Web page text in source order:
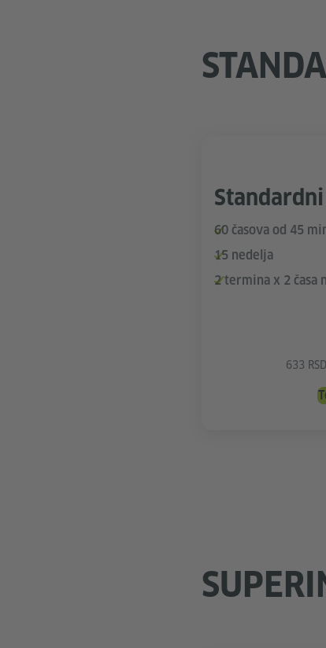
60 časova od 45
15 nedelja
2 termina x 2 časa
633